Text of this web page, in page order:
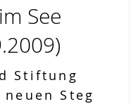
See
Stiftung
Steg